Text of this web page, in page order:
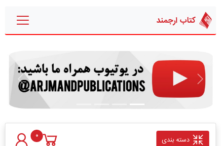
کتاب ارجمند
قبلی بعدی
دسته بندی 0